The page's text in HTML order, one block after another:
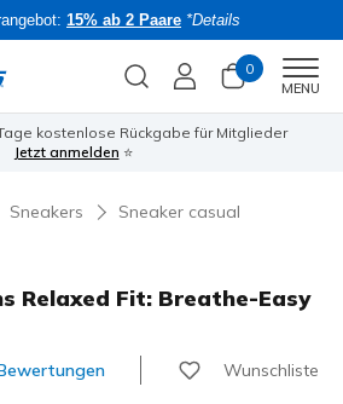
15% ab 2 Paare *Details
0
MENU
kostenlose Rückgabe für Mitglieder
Jetzt anmelden ⭐
Sneakers Sneaker casual
Relaxed Fit: Breathe-Easy
Wunschliste